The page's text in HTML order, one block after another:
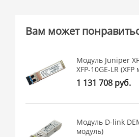
Вам может
Модуль Juniper
XFP-10GE-LR
1 131 708 руб.
Модуль D-link
модуль)